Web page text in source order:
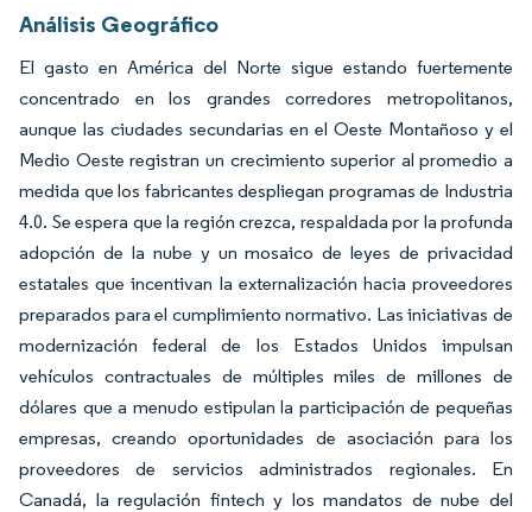
Análisis Geográfico
El gasto en América del Norte sigue estando fuertemente
concentrado en los grandes corredores metropolitanos,
aunque las ciudades secundarias en el Oeste Montañoso y el
Medio Oeste registran un crecimiento superior al promedio a
medida que los fabricantes despliegan programas de Industria
4.0. Se espera que la región crezca, respaldada por la profunda
adopción de la nube y un mosaico de leyes de privacidad
estatales que incentivan la externalización hacia proveedores
preparados para el cumplimiento normativo. Las iniciativas de
modernización federal de los Estados Unidos impulsan
vehículos contractuales de múltiples miles de millones de
dólares que a menudo estipulan la participación de pequeñas
empresas, creando oportunidades de asociación para los
proveedores de servicios administrados regionales. En
Canadá, la regulación fintech y los mandatos de nube del